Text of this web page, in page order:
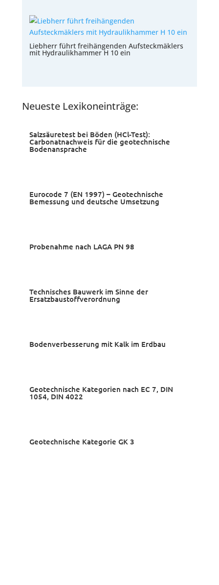
Liebherr führt freihängenden Aufsteckmäklers
mit Hydraulikhammer H 10 ein
Neueste Lexikoneinträge:
Salzsäuretest bei Böden (HCl-Test):
Carbonatnachweis für die geotechnische
Bodenansprache
Eurocode 7 (EN 1997) – Geotechnische
Bemessung und deutsche Umsetzung
Probenahme nach LAGA PN 98
Technisches Bauwerk im Sinne der
Ersatzbaustoffverordnung
Bodenverbesserung mit Kalk im Erdbau
Geotechnische Kategorien nach EC 7, DIN
1054, DIN 4022
Geotechnische Kategorie GK 3